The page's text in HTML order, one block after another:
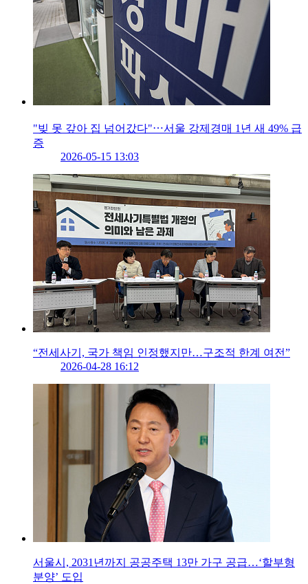
"빚 못 갚아 집 넘어갔다"⋯서울 강제경매 1년 새 49% 급
증
2026-05-15 13:03
“전세사기, 국가 책임 인정했지만…구조적 한계 여전”
2026-04-28 16:12
서울시, 2031년까지 공공주택 13만 가구 공급…‘할부형
분양’ 도입